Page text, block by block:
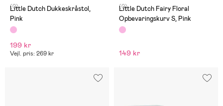
(0)
Little Dutch Dukkeskråstol,
Pink
199 kr
Vejl. pris: 269 kr
(0)
Little Dutch Fairy Floral
Opbevaringskurv S, Pink
149 kr